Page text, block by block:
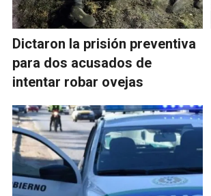
Dictaron la prisión preventiva
para dos acusados de
intentar robar ovejas